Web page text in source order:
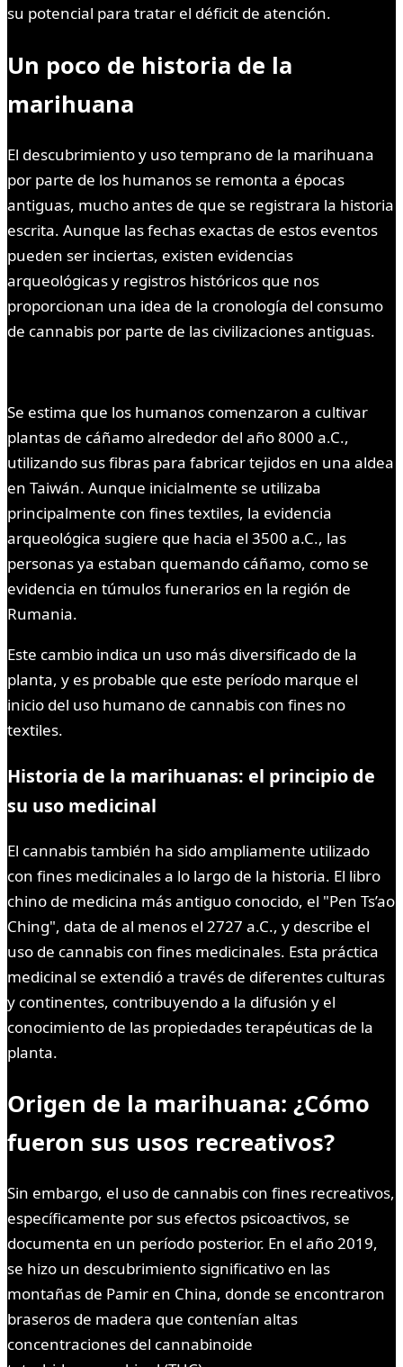
su potencial para tratar el déficit de atención.
Un poco de historia de la
marihuana
El descubrimiento y uso temprano de la marihuana
por parte de los humanos se remonta a épocas
antiguas, mucho antes de que se registrara la historia
escrita. Aunque las fechas exactas de estos eventos
pueden ser inciertas, existen evidencias
arqueológicas y registros históricos que nos
proporcionan una idea de la cronología del consumo
de cannabis por parte de las civilizaciones antiguas.
Se estima que los humanos comenzaron a cultivar
plantas de cáñamo alrededor del año 8000 a.C.,
utilizando sus fibras para fabricar tejidos en una aldea
en Taiwán. Aunque inicialmente se utilizaba
principalmente con fines textiles, la evidencia
arqueológica sugiere que hacia el 3500 a.C., las
personas ya estaban quemando cáñamo, como se
evidencia en túmulos funerarios en la región de
Rumania.
Este cambio indica un uso más diversificado de la
planta, y es probable que este período marque el
inicio del uso humano de cannabis con fines no
textiles.
Historia de la marihuanas: el principio de
su uso medicinal
El cannabis también ha sido ampliamente utilizado
con fines medicinales a lo largo de la historia. El libro
chino de medicina más antiguo conocido, el "Pen Ts’ao
Ching", data de al menos el 2727 a.C., y describe el
uso de cannabis con fines medicinales. Esta práctica
medicinal se extendió a través de diferentes culturas
y continentes, contribuyendo a la difusión y el
conocimiento de las propiedades terapéuticas de la
planta.
Origen de la marihuana: ¿Cómo
fueron sus usos recreativos?
Sin embargo, el uso de cannabis con fines recreativos,
específicamente por sus efectos psicoactivos, se
documenta en un período posterior. En el año 2019,
se hizo un descubrimiento significativo en las
montañas de Pamir en China, donde se encontraron
braseros de madera que contenían altas
concentraciones del cannabinoide